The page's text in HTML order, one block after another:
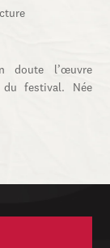
doute l’œuvre
du festival. Née